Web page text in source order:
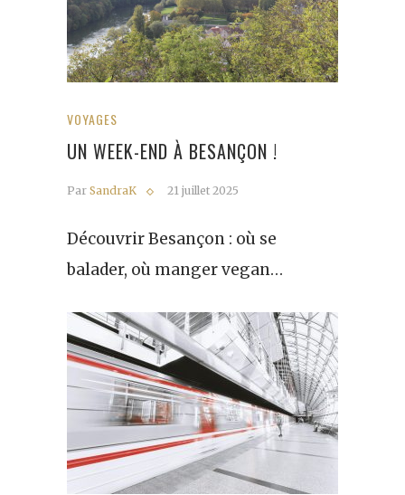
VOYAGES
UN WEEK-END À BESANÇON !
Par SandraK 21 juillet 2025
Découvrir Besançon : où se
balader, où manger vegan…